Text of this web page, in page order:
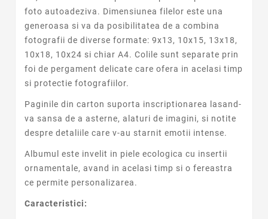
foto autoadeziva. Dimensiunea filelor este una
generoasa si va da posibilitatea de a combina
fotografii de diverse formate: 9x13, 10x15, 13x18,
10x18, 10x24 si chiar A4. Colile sunt separate prin
foi de pergament delicate care ofera in acelasi timp
si protectie fotografiilor.
Paginile din carton suporta inscriptionarea lasand-
va sansa de a asterne, alaturi de imagini, si notite
despre detaliile care v-au starnit emotii intense.
Albumul este invelit in piele ecologica cu insertii
ornamentale, avand in acelasi timp si o fereastra
ce permite personalizarea.
Caracteristici: